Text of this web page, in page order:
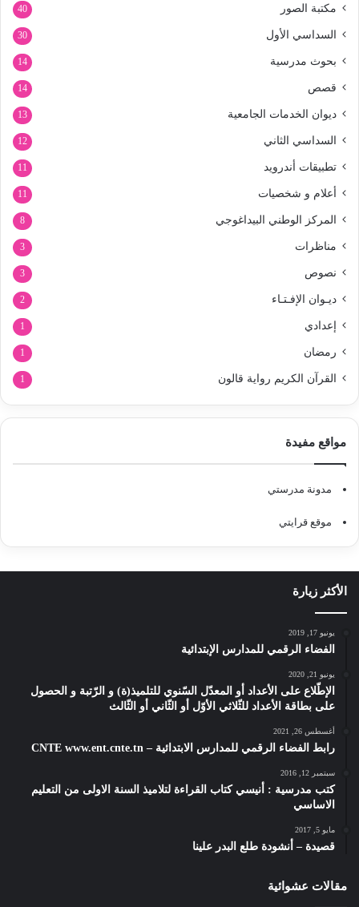
مكتبة الصور 40
السداسي الأول 30
بحوث مدرسية 14
قصص 14
ديوان الخدمات الجامعية 13
السداسي الثاني 12
تطبيقات أندرويد 11
أعلام و شخصيات 11
المركز الوطني البيداغوجي 8
مناظرات 3
نصوص 3
ديـوان الإفـتـاء 2
إعدادي 1
رمضان 1
القرآن الكريم رواية قالون 1
مواقع مفيدة
مدونة مدرستي
موقع قرايتي
الأكثر زيارة
يونيو 17, 2019
الفضاء الرقمي للمدارس الإبتدائية
يونيو 21, 2020
الإطّلاع على الأعداد أو المعدّل السّنوي للتلميذ(ة) و الرّتبة و الحصول
على بطاقة الأعداد للثّلاثي الأوّل أو الثّاني أو الثّالث
أغسطس 26, 2021
رابط الفضاء الرقمي للمدارس الابتدائية – CNTE www.ent.cnte.tn
سبتمبر 12, 2016
كتب مدرسية : أنيسي كتاب القراءة لتلاميذ السنة الاولى من التعليم
الاساسي
مايو 5, 2017
قصيدة – أنشودة طلع البدر علينا
مقالات عشوائية